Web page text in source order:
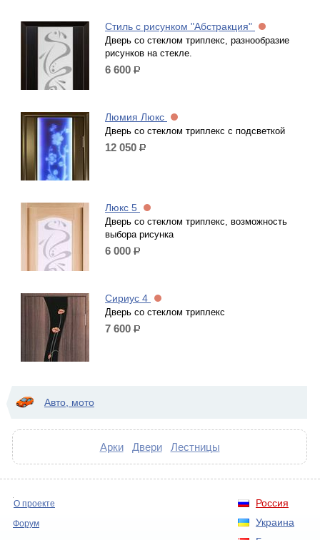
Стиль с рисунком "Абстракция"
Дверь со стеклом триплекс, разнообразие
рисунков на стекле.
6 600 р.
Люмия Люкс
Дверь со стеклом триплекс с подсветкой
12 050 р.
Люкс 5
Дверь со стеклом триплекс, возможность
выбора рисунка
6 000 р.
Сириус 4
Дверь со стеклом триплекс
7 600 р.
Авто, мото
Арки Двери Лестницы
Россия
Украина
О проекте
Форум